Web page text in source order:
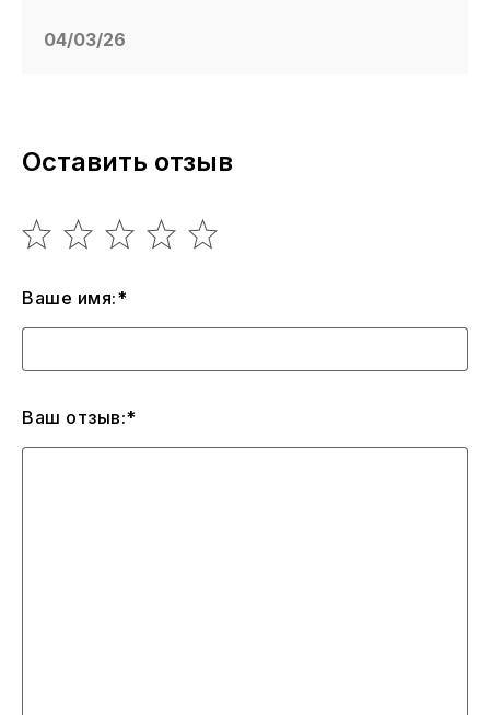
04/03/26
Оставить отзыв
Ваше имя:*
Ваш отзыв:*